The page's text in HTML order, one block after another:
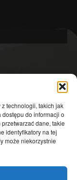
technologii, takich jak
do informacji o
dane, takie
identyfikatory na tej
może niekorzystnie
4601
4363
3639
2823